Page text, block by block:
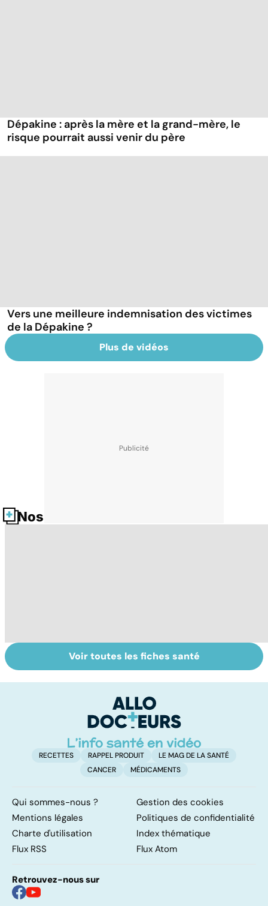
Dépakine : après la mère et la grand-mère, le
risque pourrait aussi venir du père
Vers une meilleure indemnisation des victimes
de la Dépakine ?
Plus de vidéos
Nos fiches santé
Épilepsie :
quelles origines,
Tout savoir sur
les infections
Voir toutes les fiches santé
RECETTES RAPPEL PRODUIT
LE MAG DE LA SANTÉ
CANCER
MÉDICAMENTS
Qui sommes-nous ?
Gestion des cookies
Mentions légales
Politiques de confidentialité
Charte d'utilisation
Index thématique
Flux RSS
Flux Atom
Retrouvez-nous sur